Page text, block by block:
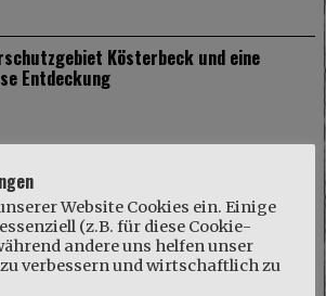
Kösterbeck und eine
Entdeckung
im Mecklenburger Parkland
Website Cookies ein. Einige
(z.B. für diese Cookie-
andere uns helfen unser
verbessern und wirtschaftlich zu